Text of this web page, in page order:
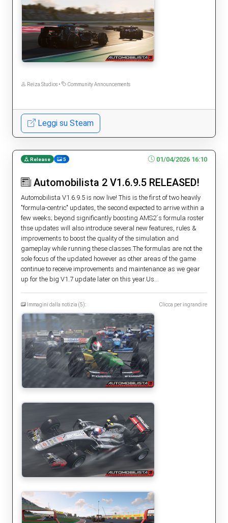
Reiza Studios • Community Announcements
Leggi su Steam
Release 5 01/04/2026 16:10
Automobilista 2 V1.6.9.5 RELEASED!
Automobilista V1.6.9.5 is now live! This is the first of two heavily
"formula-centric" updates, the second expected to arrive within a
few weeks; beyond significantly boosting AMS2´s formula roster
thse updates will also introduce several new features, rules &
improvements to boost the quality of the simulation and
gameplay while running these classes.The formulas are not the
sole focus of the updated however as other areas of the game
continue to receive improvements and maintenance as we gear
up for the big V1.7 update later on this year.Us...
Immagini dalla notizia (5): Clicca per ingrandire